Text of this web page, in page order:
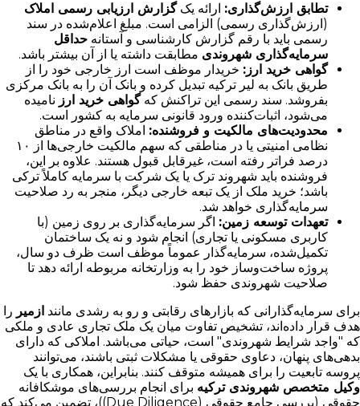
تطابق ارزش‌گذاری: ارائه یکگزارش ارزیابی رسمی املاک
(ارزش‌گذاری رسمی) الزامی است. مبلغ اعلام‌شده در سند
رسمی باید با رقم گزارش کارشناسی و آستانه حداقل
سرمایه‌گذاری شهروندی مطابقت داشته یا از آن بیشتر باشد.
گواهی خرید ارز: خریدار موظف است ارز خارجی خود را از
طریق بانک به لیر ترکیه تبدیل کرده و بانک آن را به بانک مرکزی
بفروشد. سند رسمی این تراکنش کهگواهی خرید ارز نامیده
می‌شود، اثبات‌کننده ورود قانونی سرمایه به کشور است.
محدودیت‌های مالکیت و فروشنده: املاک واقع در مناطق
نظامی امنیتی یا در مناطقی که سهم مالکیت خارجی‌ها از ۱۰
درصد فراتر رفته است، غیرقابل قبول هستند. علاوه بر این،
فروشنده باید شهروند ترک یا یک شرکت با سرمایه کاملاً ترکی
باشد؛ خرید ملک از یک تبعه خارجی دیگر، منجر به رد صلاحیت
سرمایه‌گذاری خواهد شد.
تعهدات توسعه زمین: اگر سرمایه‌گذاری بر روی زمین (با
کاربری مسکونی یا تجاری) انجام شود و نه یک ساختمان
تکمیل‌شده، سرمایه‌گذار عموماً موظف است ظرف دو سال،
پروژه ساخت‌وساز خود را به وزارتخانه مربوطه ارائه دهد تا
صلاحیت شهروندی حفظ شود.
برای سرمایه‌گذارانی که بازارهای رقابتی و رو به رشدی مانند ازمیر را
هدف قرار داده‌اند، تشخیص تفاوت میان یک ملک تجاری عادی و ملکی
که "واجد شرایط شهروندی" است، حیاتی می‌باشد. املاکی که دارای
بدهی‌های پنهان، دعاوی حقوقی یا مشکلات ثبتی باشند، می‌توانند
پروسه تابعیت را برای همیشه متوقف کنند. بنابراین، همکاری با یک
وکیل متخصص شهروندی ترکیه برای انجام بررسی‌های موشکافانه
حقوقی (بررسی جامع حقوقی (Due Diligence))، تضمین می‌کند که